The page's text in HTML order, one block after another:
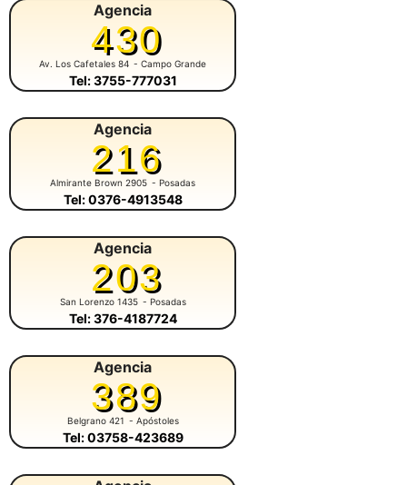
Agencia
430
Av. Los Cafetales 84 - Campo Grande
Tel: 3755-777031
Agencia
216
Almirante Brown 2905 - Posadas
Tel: 0376-4913548
Agencia
203
San Lorenzo 1435 - Posadas
Tel: 376-4187724
Agencia
389
Belgrano 421 - Apóstoles
Tel: 03758-423689